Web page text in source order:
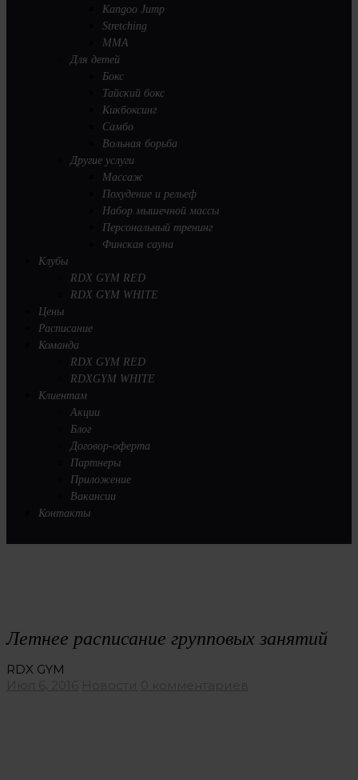
Kangoo Jump
Stretching
MMA
Для детей
Бокс
Тайский бокс
Кикбоксинг
Самбо
Вольная борьба
Другие услуги
Массаж
Похудение и рельеф
Набор мышечной массы
Персональный тренинг
Финская сауна
Клубы
RDX GYM RED
RDX GYM WHITE
Цены
Расписание
Команда
RDX GYM RED
RDXGYM WHITE
Клиентам
Акции
Блог
Договор-оферта
Партнеры
Приложение
Вакансии
Контакты
Летнее расписание групповых занятий
RDX GYM